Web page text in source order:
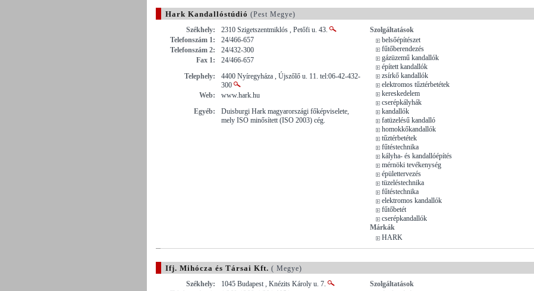
Hark Kandallóstúdió (Pest Megye)
Székhely:
2310 Szigetszentmiklós , Petőfi u. 43.
Telefonszám 1:
24/466-657
Telefonszám 2:
24/432-300
Fax 1:
24/466-657
Telephely:
4400 Nyíregyháza , Újszőlő u. 11. tel:06-42-432-
300
Web:
www.hark.hu
Egyéb:
Duisburgi Hark magyarországi főképviselete,
mely ISO minősített (ISO 2003) cég.
Szolgáltatások
belsőépítészet
fűtőberendezés
gázüzemű kandallók
épített kandallók
zsírkő kandallók
elektromos tűztérbetétek
kereskedelem
cserépkályhák
kandallók
fatüzelésű kandalló
homokkőkandallók
tűztérbetétek
fűtéstechnika
kályha- és kandallóépítés
mérnöki tevékenység
épülettervezés
tüzeléstechnika
fűtéstechnika
elektromos kandallók
fűtőbetét
cserépkandallók
Márkák
HARK
Ifj. Mihócza és Társai Kft. ( Megye)
Székhely:
1045 Budapest , Knézits Károly u. 7.
Szolgáltatások